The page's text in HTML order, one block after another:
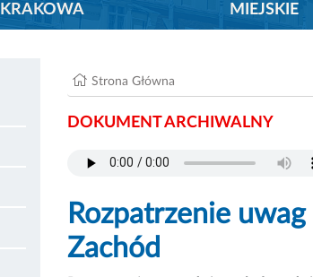
KRAKOWA
MIEJSKIE
Strona Główna
DOKUMENT ARCHIWALNY
Rozpatrzenie
Zachód